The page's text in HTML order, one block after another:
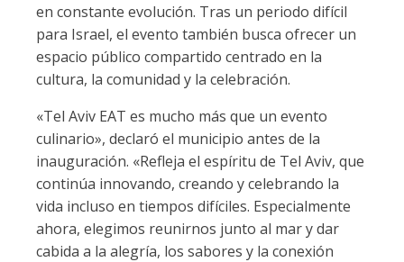
en constante evolución. Tras un periodo difícil
para Israel, el evento también busca ofrecer un
espacio público compartido centrado en la
cultura, la comunidad y la celebración.
«Tel Aviv EAT es mucho más que un evento
culinario», declaró el municipio antes de la
inauguración. «Refleja el espíritu de Tel Aviv, que
continúa innovando, creando y celebrando la
vida incluso en tiempos difíciles. Especialmente
ahora, elegimos reunirnos junto al mar y dar
cabida a la alegría, los sabores y la conexión